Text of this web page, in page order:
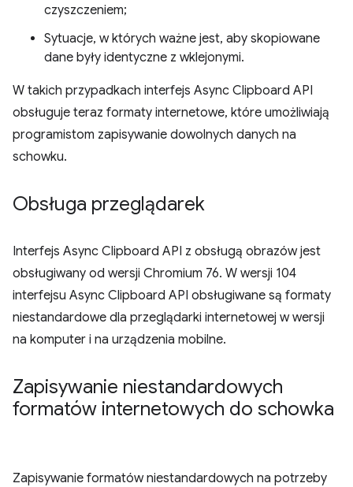
czyszczeniem;
Sytuacje, w których ważne jest, aby skopiowane
dane były identyczne z wklejonymi.
W takich przypadkach interfejs Async Clipboard API
obsługuje teraz formaty internetowe, które umożliwiają
programistom zapisywanie dowolnych danych na
schowku.
Obsługa przeglądarek
Interfejs Async Clipboard API z obsługą obrazów jest
obsługiwany od wersji Chromium 76. W wersji 104
interfejsu Async Clipboard API obsługiwane są formaty
niestandardowe dla przeglądarki internetowej w wersji
na komputer i na urządzenia mobilne.
Zapisywanie niestandardowych
formatów internetowych do schowka
Zapisywanie formatów niestandardowych na potrzeby